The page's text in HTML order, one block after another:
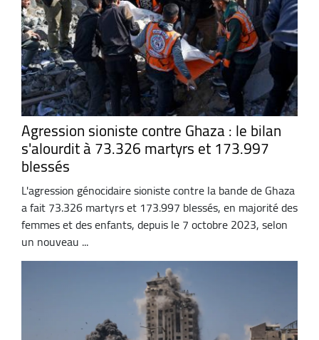
Agression sioniste contre Ghaza : le bilan
s'alourdit à 73.326 martyrs et 173.997
blessés
L'agression génocidaire sioniste contre la bande de Ghaza
a fait 73.326 martyrs et 173.997 blessés, en majorité des
femmes et des enfants, depuis le 7 octobre 2023, selon
un nouveau ...